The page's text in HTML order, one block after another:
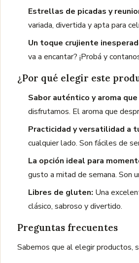
Estrellas de picadas y
variada, divertida y apta para
Un toque crujiente
va a encantar? ¡Probá y
¿Por qué elegir este
Sabor auténtico y aroma que
disfrutamos. El aroma que
Practicidad y versatilidad a
cualquier lado. Son fáciles de
La opción ideal para
gusto a mitad de semana. Son
Libres de gluten: Una
clásico, sabroso y divertido.
Preguntas frecuentes
Sabemos que al elegir productos,